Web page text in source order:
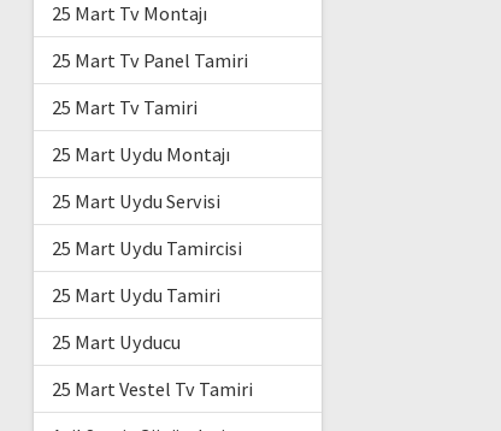
25 Mart Tv Montajı
25 Mart Tv Panel Tamiri
25 Mart Tv Tamiri
25 Mart Uydu Montajı
25 Mart Uydu Servisi
25 Mart Uydu Tamircisi
25 Mart Uydu Tamiri
25 Mart Uyducu
25 Mart Vestel Tv Tamiri